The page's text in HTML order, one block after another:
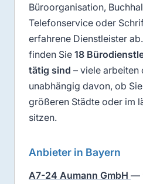
Büroorganisation,
Telefonservice oder
erfahrene Dienstleister
finden Sie 18
tätig sind – viele arbeiten
unabhängig davon, ob
größeren Städte oder im
sitzen.
Anbieter in Bayern
A7-24 Aumann GmbH —